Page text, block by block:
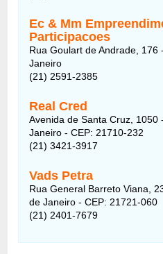
Ec & Mm
Participacoes
Rua Goulart de Andrade,
Janeiro
(21) 2591-2385
Real Cred
Avenida de Santa Cruz,
Janeiro - CEP: 21710-232
(21) 3421-3917
Vads Petra
Rua General Barreto Viana,
de Janeiro - CEP: 21721-060
(21) 2401-7679